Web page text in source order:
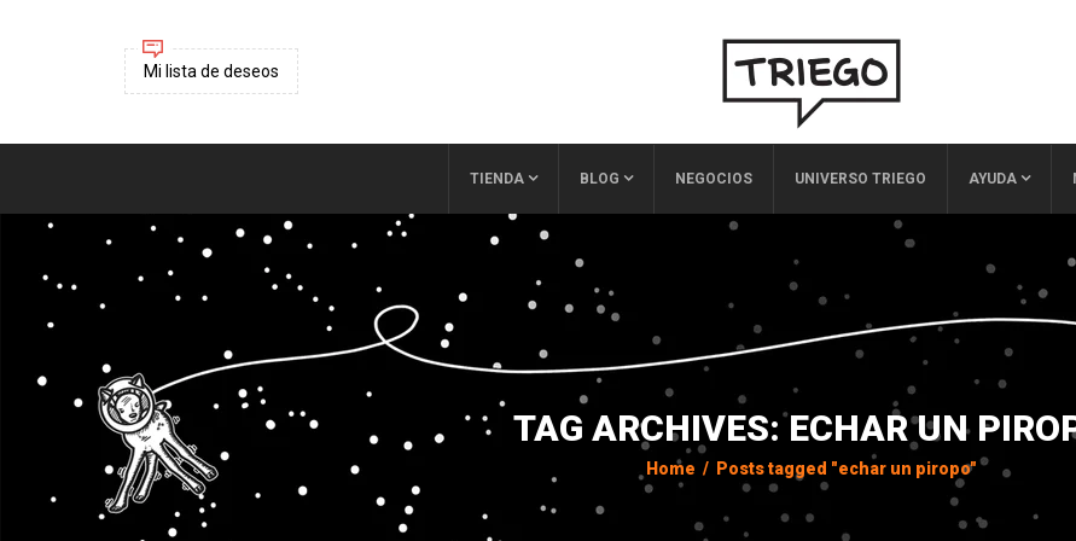
Mi lista de deseos
TIENDA BLOG NEGOCIOS UNIVERSO TRIEGO AYUDA
TAG ARCHIVES: ECHAR UN
Home / Posts tagged "echar un piropo"